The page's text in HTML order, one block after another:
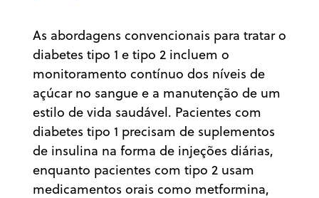
As abordagens convencionais para tratar o
diabetes tipo 1 e tipo 2 incluem o
monitoramento contínuo dos níveis de
açúcar no sangue e a manutenção de um
estilo de vida saudável. Pacientes com
diabetes tipo 1 precisam de suplementos
de insulina na forma de injeções diárias,
enquanto pacientes com tipo 2 usam
medicamentos orais como metformina,